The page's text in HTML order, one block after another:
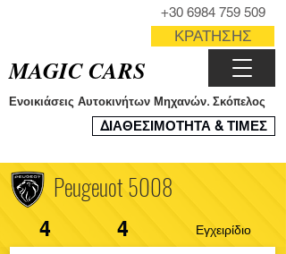
+30 6984 759 509
ΔΙΑΘΕΣΙΜΟΤΗΤΑ & ΤΙΜΕΣ
MAGIC CARS
Ενοικιάσεις Αυτοκινήτων Μηχανών. Σκόπελος
ΚΡΑΤΗΣΗΣ
Peugeuot 5008
4 4 Εγχειρίδιο